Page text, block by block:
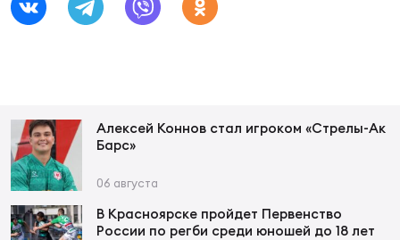
Алексей Коннов стал игроком «Стрелы-Ак
Барс»
06 августа
В Красноярске пройдет Первенство
России по регби среди юношей до 18 лет